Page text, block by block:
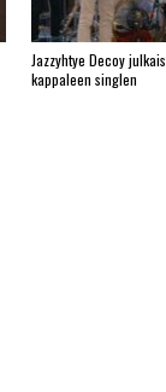
Jazzyhtye Decoy
kappaleen singlen